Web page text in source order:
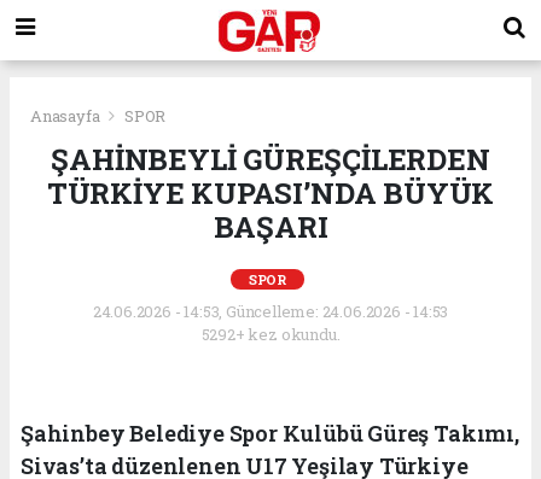
Anasayfa SPOR
ŞAHİNBEYLİ GÜREŞÇİLERDEN
TÜRKİYE KUPASI’NDA BÜYÜK
BAŞARI
SPOR
24.06.2026 - 14:53, Güncelleme: 24.06.2026 - 14:53
5292+ kez okundu.
Şahinbey Belediye Spor Kulübü Güreş Takımı,
Sivas’ta düzenlenen U17 Yeşilay Türkiye